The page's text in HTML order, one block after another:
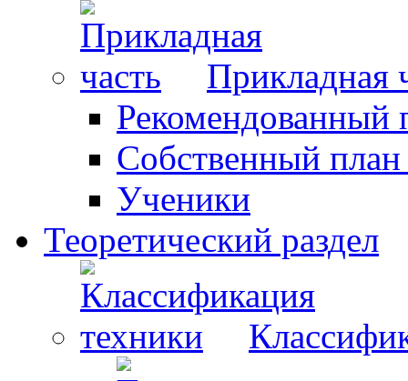
Прикладная
Рекомендованный
Собственный
Ученики
Теоретический раздел